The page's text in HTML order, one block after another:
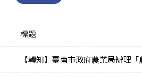
標題
【轉知】臺南市政府農業局辦理